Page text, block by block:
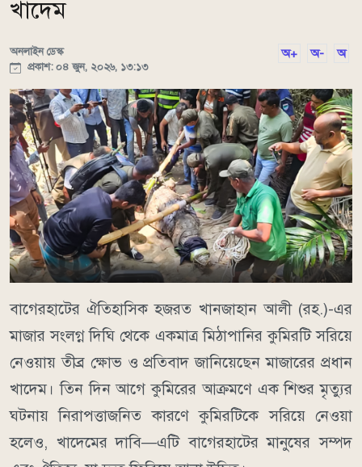
খাদেম
অনলাইন ডেস্ক
প্রকাশ: ০৪ জুন, ২০২৬, ১৩:১৩
অ+ অ- অ
বাগেরহাটের ঐতিহাসিক হজরত খানজাহান আলী (রহ.)-এর
মাজার সংলগ্ন দিঘি থেকে একমাত্র মিঠাপানির কুমিরটি সরিয়ে
নেওয়ায় তীব্র ক্ষোভ ও প্রতিবাদ জানিয়েছেন মাজারের প্রধান
খাদেম। তিন দিন আগে কুমিরের আক্রমণে এক শিশুর মৃত্যুর
ঘটনায় নিরাপত্তাজনিত কারণে কুমিরটিকে সরিয়ে নেওয়া
হলেও, খাদেমের দাবি—এটি বাগেরহাটের মানুষের সম্পদ